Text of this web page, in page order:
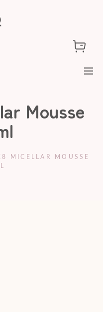
Mousse
MICELLAR MOUSSE